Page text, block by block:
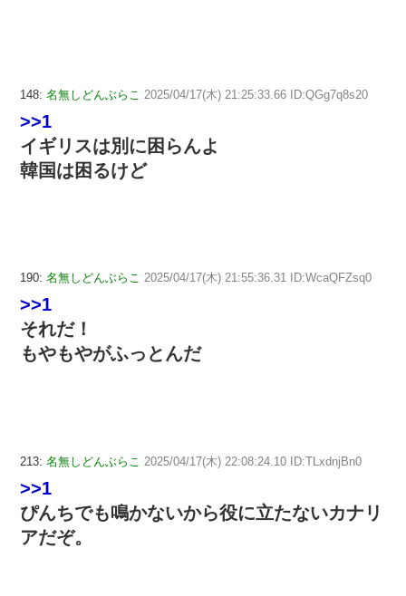
148: 名無しどんぶらこ 2025/04/17(木) 21:25:33.66 ID:QGg7q8s20
>>1
イギリスは別に困らんよ
韓国は困るけど
190: 名無しどんぶらこ 2025/04/17(木) 21:55:36.31 ID:WcaQFZsq0
>>1
それだ！
もやもやがふっとんだ
213: 名無しどんぶらこ 2025/04/17(木) 22:08:24.10 ID:TLxdnjBn0
>>1
ぴんちでも鳴かないから役に立たないカナリ
アだぞ。